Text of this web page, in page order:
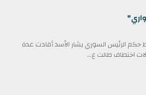
حكم الرئيس السوري بشار الأسد أفادت عدة
اختطاف طالت ع...